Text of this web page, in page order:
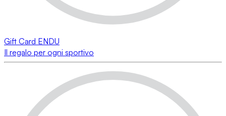
Gift Card ENDU
Il regalo per ogni sportivo